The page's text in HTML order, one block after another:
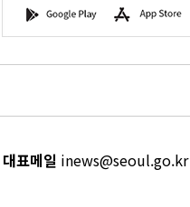
문화포털 평생학습포털
울'을
다
로
요!
G
o
o
l
a
A
p
p
t
대표메일 inews@seoul.go.kr